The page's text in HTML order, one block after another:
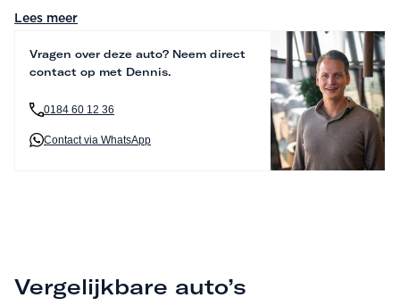
S05AU: Driving Assistant Professional
S05DW: Parking Assistant Professional
S02VR: Adaptief onderstel met luchtvering voor en achter
S02VH: Integral Active Steering
S0407: Glazen panoramadak Sky Lounge
Lees meer
Vragen over deze auto? Neem direct
contact op met Dennis.
0184 60 12 36
Contact via WhatsApp
Vergelijkbare auto’s